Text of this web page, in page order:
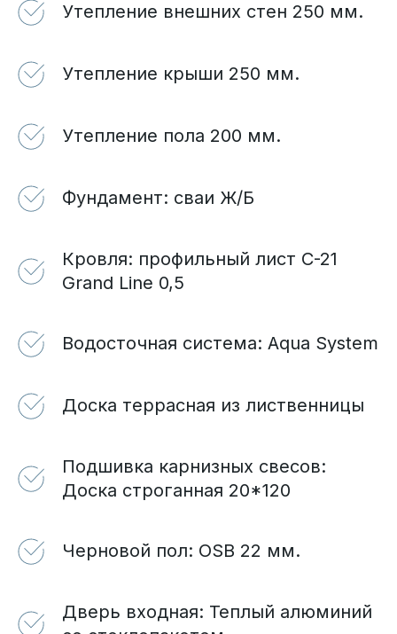
Утепление внешних стен 250 мм.
Утепление крыши 250 мм.
Утепление пола 200 мм.
Фундамент: сваи Ж/Б
Кровля: профильный лист С-21
Grand Line 0,5
Водосточная система: Aqua System
Доска террасная из лиственницы
Подшивка карнизных свесов:
Доска строганная 20*120
Черновой пол: OSB 22 мм.
Дверь входная: Теплый алюминий